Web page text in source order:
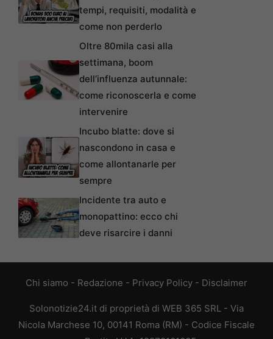
tempi, requisiti, modalità e
come non perderlo
Oltre 80mila casi alla
settimana, boom
dell’influenza autunnale:
come riconoscerla e come
intervenire
Incubo blatte: dove si
nascondono in casa e
come allontanarle per
sempre
Incidente tra auto e
monopattino: ecco chi
deve risarcire i danni
Chi siamo - Redazione - Privacy Policy - Disclaimer
Solonotizie24.it di proprietà di WEB 365 SRL - Via
Nicola Marchese 10, 00141 Roma (RM) - Codice Fiscale